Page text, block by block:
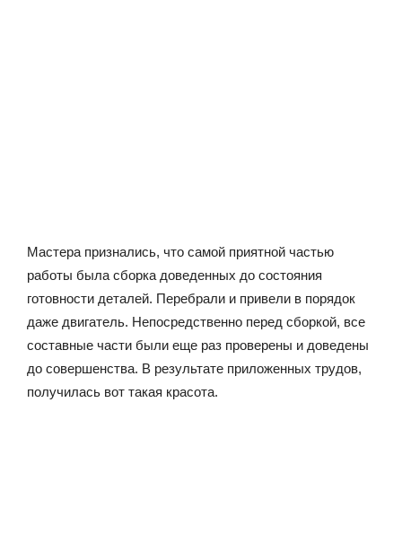
Мастера признались, что самой приятной частью
работы была сборка доведенных до состояния
готовности деталей. Перебрали и привели в порядок
даже двигатель. Непосредственно перед сборкой, все
составные части были еще раз проверены и доведены
до совершенства. В результате приложенных трудов,
получилась вот такая красота.